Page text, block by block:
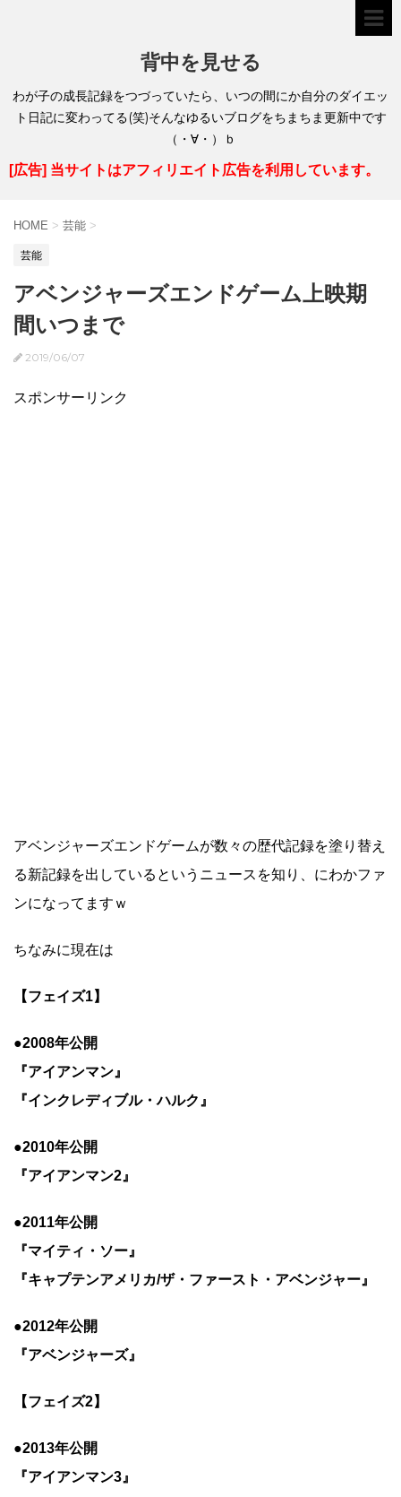
背中を見せる
わが子の成長記録をつづっていたら、いつの間にか自分のダイエッ
ト日記に変わってる(笑)そんなゆるいブログをちまちま更新中です
（・∀・）ｂ
[広告] 当サイトはアフィリエイト広告を利用しています。
HOME > 芸能 >
芸能
アベンジャーズエンドゲーム上映期
間いつまで
2019/06/07
スポンサーリンク
アベンジャーズエンドゲームが数々の歴代記録を塗り替え
る新記録を出しているというニュースを知り、にわかファ
ンになってますｗ
ちなみに現在は
【フェイズ1】
●2008年公開
『アイアンマン』
『インクレディブル・ハルク』
●2010年公開
『アイアンマン2』
●2011年公開
『マイティ・ソー』
『キャプテンアメリカ/ザ・ファースト・アベンジャー』
●2012年公開
『アベンジャーズ』
【フェイズ2】
●2013年公開
『アイアンマン3』